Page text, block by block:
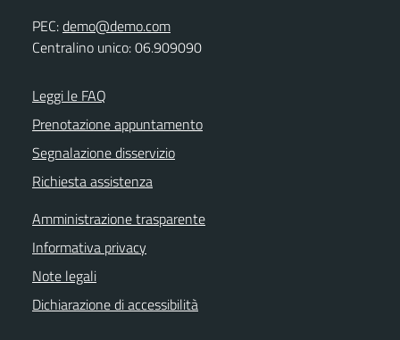
PEC:demo@demo.com
Centralino unico: 06.909090
Leggi le FAQ
Prenotazione appuntamento
Segnalazione disservizio
Richiesta assistenza
Amministrazione trasparente
Informativa privacy
Note legali
Dichiarazione di accessibilità